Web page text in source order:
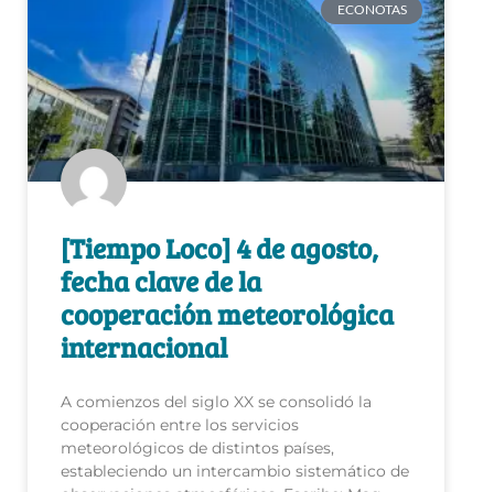
ECONOTAS
[Tiempo Loco] 4 de agosto,
fecha clave de la
cooperación meteorológica
internacional
A comienzos del siglo XX se consolidó la
cooperación entre los servicios
meteorológicos de distintos países,
estableciendo un intercambio sistemático de